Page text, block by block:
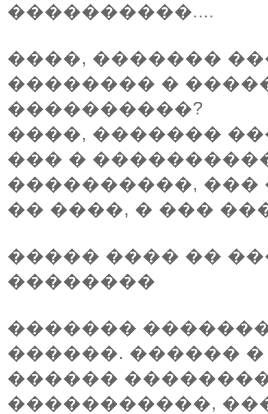
����������....
����, �������
�������� �
����������?
����, �������
��� �
����������,
�� ����, � ���
����� ���� ��
��������
�������
������. ������
������ ��������
�����������,